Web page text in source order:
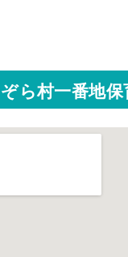
ぞら村一番地